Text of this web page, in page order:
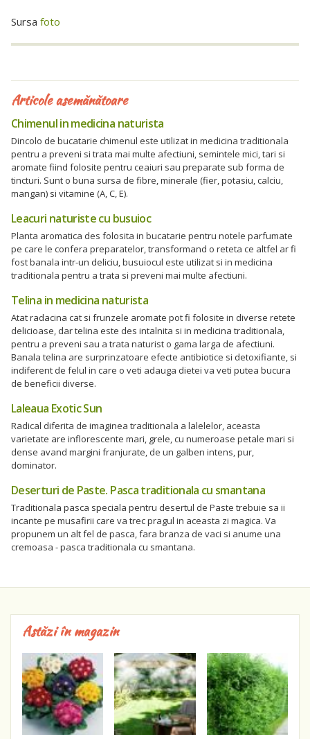
Sursa foto
Articole asemănătoare
Chimenul in medicina naturista
Dincolo de bucatarie chimenul este utilizat in medicina traditionala
pentru a preveni si trata mai multe afectiuni, semintele mici, tari si
aromate fiind folosite pentru ceaiuri sau preparate sub forma de
tincturi. Sunt o buna sursa de fibre, minerale (fier, potasiu, calciu,
mangan) si vitamine (A, C, E).
Leacuri naturiste cu busuioc
Planta aromatica des folosita in bucatarie pentru notele parfumate
pe care le confera preparatelor, transformand o reteta ce altfel ar fi
fost banala intr-un deliciu, busuiocul este utilizat si in medicina
traditionala pentru a trata si preveni mai multe afectiuni.
Telina in medicina naturista
Atat radacina cat si frunzele aromate pot fi folosite in diverse retete
delicioase, dar telina este des intalnita si in medicina traditionala,
pentru a preveni sau a trata naturist o gama larga de afectiuni.
Banala telina are surprinzatoare efecte antibiotice si detoxifiante, si
indiferent de felul in care o veti adauga dietei va veti putea bucura
de beneficii diverse.
Laleaua Exotic Sun
Radical diferita de imaginea traditionala a lalelelor, aceasta
varietate are inflorescente mari, grele, cu numeroase petale mari si
dense avand margini franjurate, de un galben intens, pur,
dominator.
Deserturi de Paste. Pasca traditionala cu smantana
Traditionala pasca speciala pentru desertul de Paste trebuie sa ii
incante pe musafirii care va trec pragul in aceasta zi magica. Va
propunem un alt fel de pasca, fara branza de vaci si anume una
cremoasa - pasca traditionala cu smantana.
Astăzi în magazin